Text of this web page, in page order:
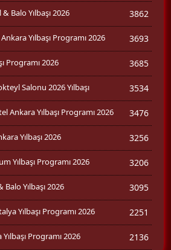
Balo Yılbaşı 2026 3862
Yılbaşı Programı 2026 3693
Programı 2026 3685
Salonu 2026 Yılbaşı 3534
Ankara Yılbaşı Programı 2026 3476
Yılbaşı 2026 3256
Yılbaşı Programı 2026 3206
Yılbaşı 2026 3095
Yılbaşı Programı 2026 2251
Programı 2026 2136